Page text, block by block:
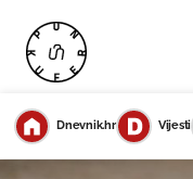
Dnevnik.hr Vijesti